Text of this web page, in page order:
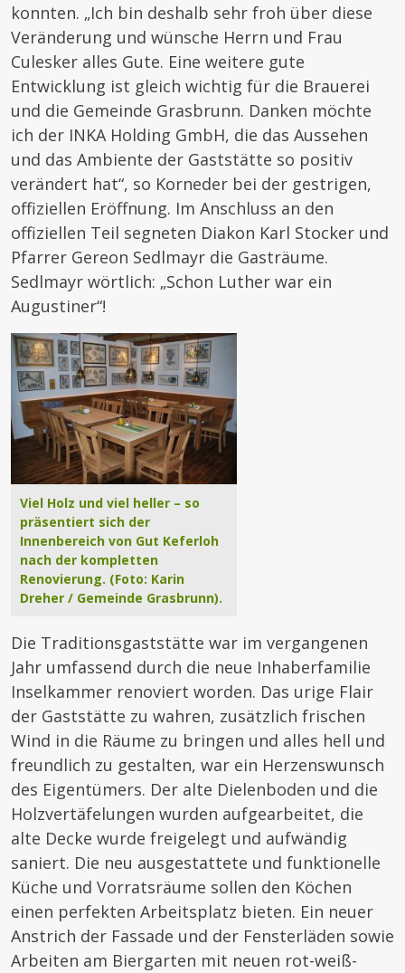
konnten. „Ich bin deshalb sehr froh über diese
Veränderung und wünsche Herrn und Frau
Culesker alles Gute. Eine weitere gute
Entwicklung ist gleich wichtig für die Brauerei
und die Gemeinde Grasbrunn. Danken möchte
ich der INKA Holding GmbH, die das Aussehen
und das Ambiente der Gaststätte so positiv
verändert hat“, so Korneder bei der gestrigen,
offiziellen Eröffnung. Im Anschluss an den
offiziellen Teil segneten Diakon Karl Stocker und
Pfarrer Gereon Sedlmayr die Gasträume.
Sedlmayr wörtlich: „Schon Luther war ein
Augustiner“!
Viel Holz und viel heller – so
präsentiert sich der
Innenbereich von Gut Keferloh
nach der kompletten
Renovierung. (Foto: Karin
Dreher / Gemeinde Grasbrunn).
Die Traditionsgaststätte war im vergangenen
Jahr umfassend durch die neue Inhaberfamilie
Inselkammer renoviert worden. Das urige Flair
der Gaststätte zu wahren, zusätzlich frischen
Wind in die Räume zu bringen und alles hell und
freundlich zu gestalten, war ein Herzenswunsch
des Eigentümers. Der alte Dielenboden und die
Holzvertäfelungen wurden aufgearbeitet, die
alte Decke wurde freigelegt und aufwändig
saniert. Die neu ausgestattete und funktionelle
Küche und Vorratsräume sollen den Köchen
einen perfekten Arbeitsplatz bieten. Ein neuer
Anstrich der Fassade und der Fensterläden sowie
Arbeiten am Biergarten mit neuen rot-weiß-